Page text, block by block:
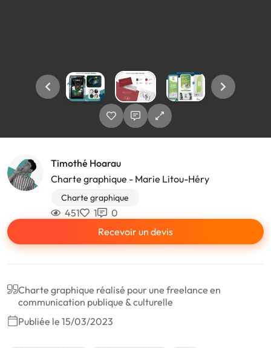
Timothé Hoarau
Charte graphique - Marie Litou-Héry
Charte graphique
451 1
0
Recevoir un devis
Charte graphique réalisé pour une freelance en
communication publique & culturelle
Publiée le 15/03/2023